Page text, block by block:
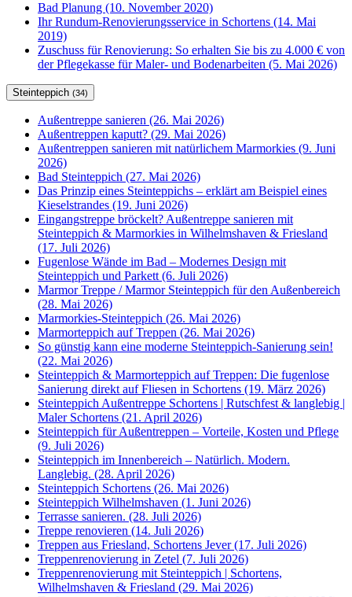
Bad Planung (10. November 2020)
Ihr Rundum-Renovierungsservice in Schortens (14. Mai
2019)
Zuschuss für Renovierung: So erhalten Sie bis zu 4.000 € von
der Pflegekasse für Maler- und Bodenarbeiten (5. Mai 2026)
Steinteppich (34)
Außentreppe sanieren (26. Mai 2026)
Außentreppen kaputt? (29. Mai 2026)
Außentreppen sanieren mit natürlichem Marmorkies (9. Juni
2026)
Bad Steinteppich (27. Mai 2026)
Das Prinzip eines Steinteppichs – erklärt am Beispiel eines
Kieselstrandes (19. Juni 2026)
Eingangstreppe bröckelt? Außentreppe sanieren mit
Steinteppich & Marmorkies in Wilhelmshaven & Friesland
(17. Juli 2026)
Fugenlose Wände im Bad – Modernes Design mit
Steinteppich und Parkett (6. Juli 2026)
Marmor Treppe / Marmor Steinteppich für den Außenbereich
(28. Mai 2026)
Marmorkies-Steinteppich (26. Mai 2026)
Marmorteppich auf Treppen (26. Mai 2026)
So günstig kann eine moderne Steinteppich-Sanierung sein!
(22. Mai 2026)
Steinteppich & Marmorteppich auf Treppen: Die fugenlose
Sanierung direkt auf Fliesen in Schortens (19. März 2026)
Steinteppich Außentreppe Schortens | Rutschfest & langlebig |
Maler Schortens (21. April 2026)
Steinteppich für Außentreppen – Vorteile, Kosten und Pflege
(9. Juli 2026)
Steinteppich im Innenbereich – Natürlich. Modern.
Langlebig. (28. April 2026)
Steinteppich Schortens (26. Mai 2026)
Steinteppich Wilhelmshaven (1. Juni 2026)
Terrasse sanieren. (28. Juli 2026)
Treppe renovieren (14. Juli 2026)
Treppen aus Friesland, Schortens Jever (17. Juli 2026)
Treppenrenovierung in Zetel (7. Juli 2026)
Treppenrenovierung mit Steinteppich | Schortens,
Wilhelmshaven & Friesland (29. Mai 2026)